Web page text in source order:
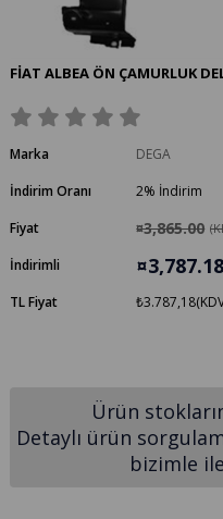
FİAT ALBEA ÖN ÇAMURLUK
Marka
DEGA
İndirim Oranı
%
2
İndirim
Fiyat
¤3,865.00
İndirimli ¤3,787.18
TL Fiyat ₺3.787,18
Ürün
Detaylı ürün
bizimle